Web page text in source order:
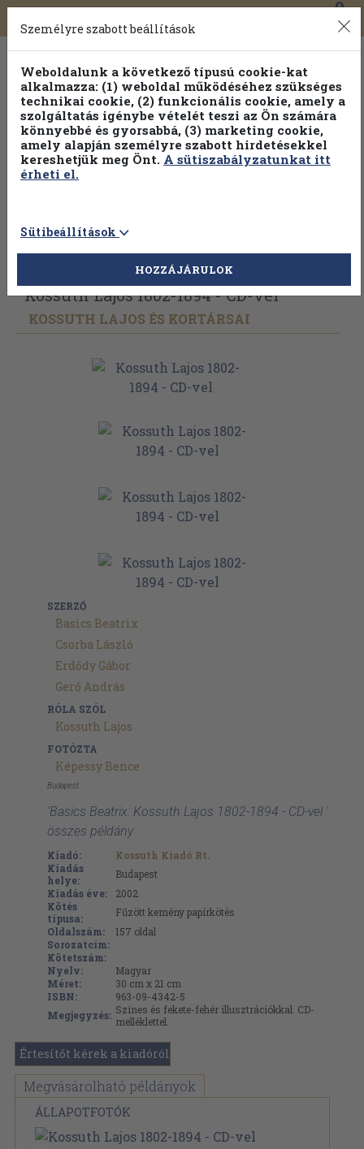
Toggle
navigation
0
Vissza az előző oldalra Válasszon példányt
Kossuth Lajos 1802-1894 - CD-vel
KOSSUTH LAJOS ÉS KORTÁRSAI
SZERZŐ
Basics Beatrix
Csorba László
Erdődy Gábor
Gerő András
RÓLA SZÓL
Kossuth Lajos
FOTÓZTA
Képessy Bence
Budapest
'Basics Beatrix: Kossuth Lajos 1802-1894 - CD-vel '
összes példány
Kiadó:
Kossuth Kiadó Rt.
Kiadás
helye:
Budapest
Kiadás éve:
2002
Kötés
típusa:
Fűzött kemény papírkötés
Oldalszám:
157 oldal
Sorozatcím:
Kötetszám:
Nyelv:
Magyar
Méret:
30 cm x 21 cm
ISBN:
963-09-4342-5
Megjegyzés: Színes és fekete-fehér illusztrációkkal. CD-
melléklettel.
Értesítőt kérek a kiadóról
Megvásárolható példányok
ÁLLAPOTFOTÓK
Személyre szabott beállítások
Weboldalunk a következő típusú cookie-kat
alkalmazza: (1) weboldal működéséhez szükséges
technikai cookie, (2) funkcionális cookie, amely a
szolgáltatás igénybe vételét teszi az Ön számára
könnyebbé és gyorsabbá, (3) marketing cookie,
amely alapján személyre szabott hirdetésekkel
kereshetjük meg Önt. A sütiszabályzatunkat itt
érheti el.
Sütibeállítások
HOZZÁJÁRULOK